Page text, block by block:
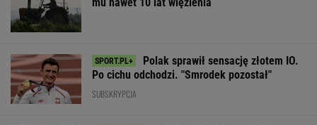
Polak sprawił sensację złotem IO.
Po cichu odchodzi. "Smrodek pozostał"
SUBSKRYPCJA